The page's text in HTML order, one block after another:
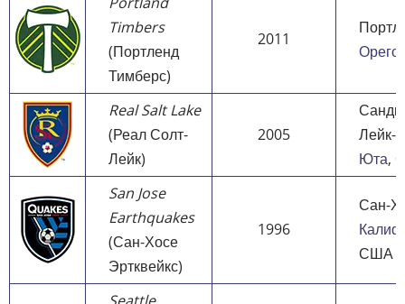
Timbers
(Портленд
Тимберс)
2011
Real Salt Lake
(Реал Солт-
Лейк)
2005
Санди
Лейк-
Юта,
San Jose
Earthquakes
(Сан-Хосе
Эртквейкс)
1996
Сан-
США